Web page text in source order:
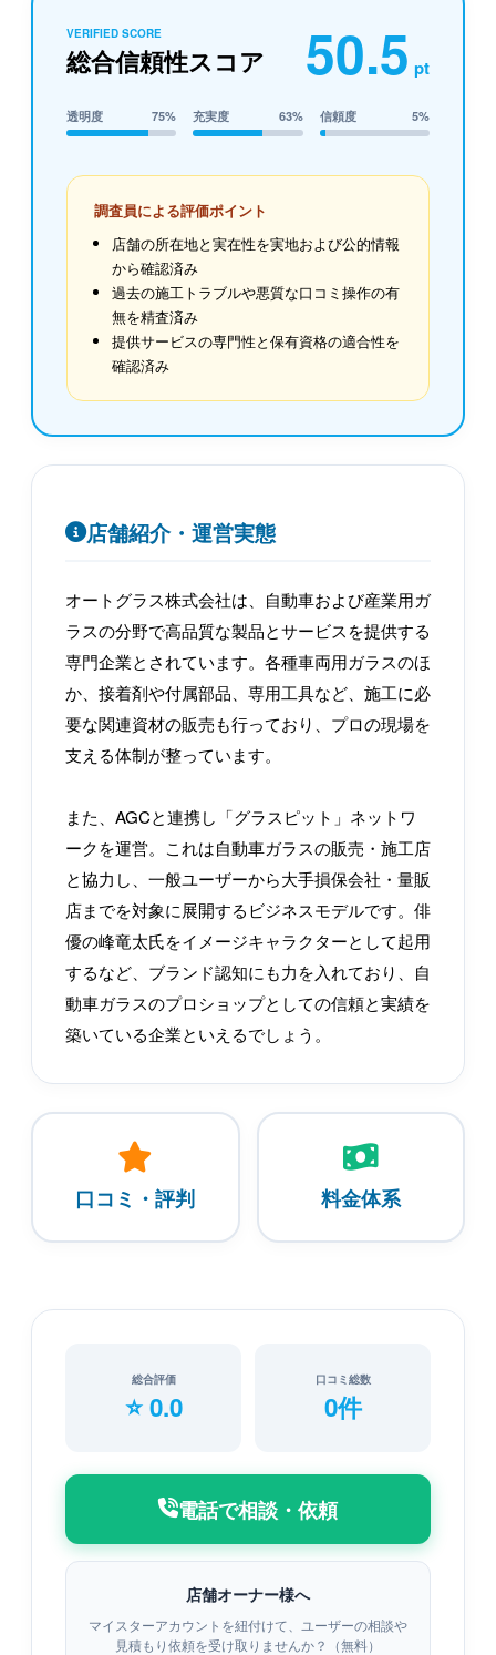
VERIFIED SCORE
総合信頼性スコア 50.5 pt
透明度 75% 充実度 63% 信頼度 5%
調査員による評価ポイント
店舗の所在地と実在性を実地および公的情報
から確認済み
過去の施工トラブルや悪質な口コミ操作の有
無を精査済み
提供サービスの専門性と保有資格の適合性を
確認済み
店舗紹介・運営実態
オートグラス株式会社は、自動車および産業用ガ
ラスの分野で高品質な製品とサービスを提供する
専門企業とされています。各種車両用ガラスのほ
か、接着剤や付属部品、専用工具など、施工に必
要な関連資材の販売も行っており、プロの現場を
支える体制が整っています。
また、AGCと連携し「グラスピット」ネットワ
ークを運営。これは自動車ガラスの販売・施工店
と協力し、一般ユーザーから大手損保会社・量販
店までを対象に展開するビジネスモデルです。俳
優の峰竜太氏をイメージキャラクターとして起用
するなど、ブランド認知にも力を入れており、自
動車ガラスのプロショップとしての信頼と実績を
築いている企業といえるでしょう。
口コミ・評判 料金体系
総合評価
⭐ 0.0
口コミ総数
0件
電話で相談・依頼
店舗オーナー様へ
マイスターアカウントを紐付けて、ユーザーの相談や
見積もり依頼を受け取りませんか？（無料）